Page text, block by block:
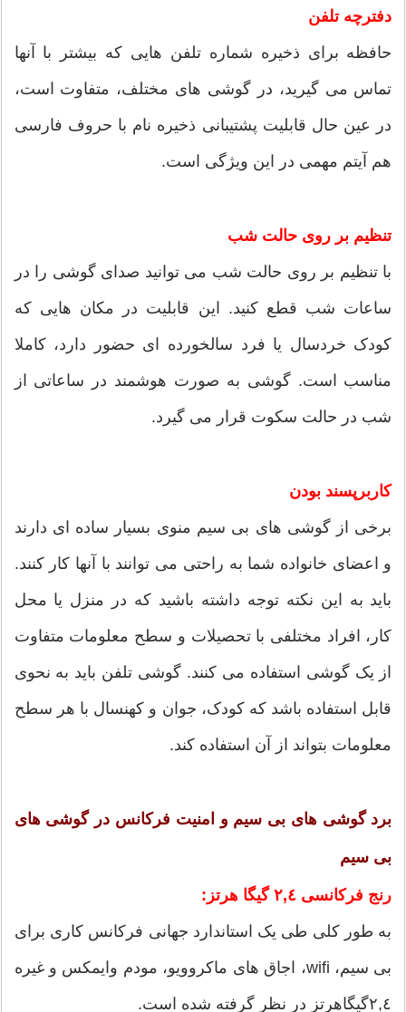
دفترچه تلفن
حافظه برای ذخیره شماره تلفن هایی که بیشتر با آنها
تماس می گیرید، در گوشی های مختلف، متفاوت است،
در عین حال قابلیت پشتیبانی ذخیره نام با حروف فارسی
هم آیتم مهمی در این ویژگی است.
تنظیم بر روی حالت شب
با تنظیم بر روی حالت شب می توانید صدای گوشی را در
ساعات شب قطع کنید. این قابلیت در مکان هایی که
کودک خردسال یا فرد سالخورده ای حضور دارد، کاملا
مناسب است. گوشی به صورت هوشمند در ساعاتی از
شب در حالت سکوت قرار می گیرد.
کاربرپسند بودن
برخی از گوشی های بی سیم منوی بسیار ساده ای دارند
و اعضای خانواده شما به راحتی می توانند با آنها کار کنند.
باید به این نکته توجه داشته باشید که در منزل یا محل
کار، افراد مختلفی با تحصیلات و سطح معلومات متفاوت
از یک گوشی استفاده می کنند. گوشی تلفن باید به نحوی
قابل استفاده باشد که کودک، جوان و کهنسال با هر سطح
معلومات بتواند از آن استفاده کند.
برد گوشی های بی سیم و امنیت فرکانس در گوشی های
بی سیم
رنج فرکانسی ٢,٤ گیگا هرتز:
به طور کلی طی یک استاندارد جهانی فرکانس کاری برای
بی سیم، wifi، اجاق های ماکروویو، مودم وایمکس و غیره
٢,٤گیگاهرتز در نظر گرفته شده است.